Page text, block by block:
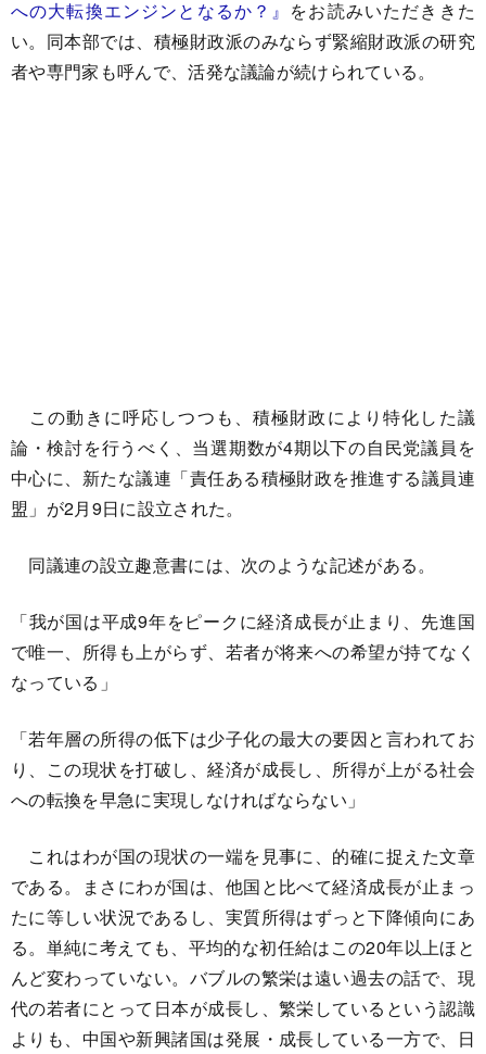
への大転換エンジンとなるか？』 をお読みいただききた
い。同本部では、積極財政派のみならず緊縮財政派の研究
者や専門家も呼んで、活発な議論が続けられている。
この動きに呼応しつつも、積極財政により特化した議
論・検討を行うべく、当選期数が4期以下の自民党議員を
中心に、新たな議連「責任ある積極財政を推進する議員連
盟」が2月9日に設立された。
同議連の設立趣意書には、次のような記述がある。
「我が国は平成9年をピークに経済成長が止まり、先進国
で唯一、所得も上がらず、若者が将来への希望が持てなく
なっている」
「若年層の所得の低下は少子化の最大の要因と言われてお
り、この現状を打破し、経済が成長し、所得が上がる社会
への転換を早急に実現しなければならない」
これはわが国の現状の一端を見事に、的確に捉えた文章
である。まさにわが国は、他国と比べて経済成長が止まっ
たに等しい状況であるし、実質所得はずっと下降傾向にあ
る。単純に考えても、平均的な初任給はこの20年以上ほと
んど変わっていない。バブルの繁栄は遠い過去の話で、現
代の若者にとって日本が成長し、繁栄しているという認識
よりも、中国や新興諸国は発展・成長している一方で、日